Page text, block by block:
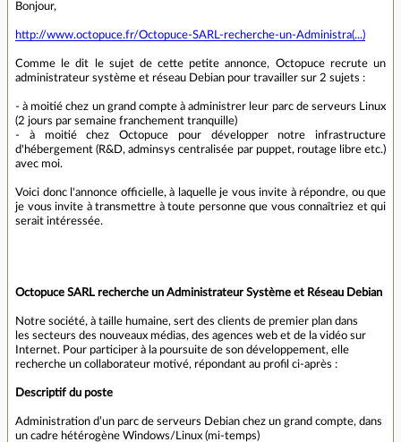
Bonjour,
http://www.octopuce.fr/Octopuce-SARL-recherche-un-Administra(...)
Comme le dit le sujet de cette petite annonce, Octopuce recrute un
administrateur système et réseau Debian pour travailler sur 2 sujets :
- à moitié chez un grand compte à administrer leur parc de serveurs Linux
(2 jours par semaine franchement tranquille)
- à moitié chez Octopuce pour développer notre infrastructure
d'hébergement (R&D, adminsys centralisée par puppet, routage libre etc.)
avec moi.
Voici donc l'annonce officielle, à laquelle je vous invite à répondre, ou que
je vous invite à transmettre à toute personne que vous connaîtriez et qui
serait intéressée.
Octopuce SARL recherche un Administrateur Système et Réseau Debian
Notre société, à taille humaine, sert des clients de premier plan dans
les secteurs des nouveaux médias, des agences web et de la vidéo sur
Internet. Pour participer à la poursuite de son développement, elle
recherche un collaborateur motivé, répondant au profil ci-après :
Descriptif du poste
Administration d’un parc de serveurs Debian chez un grand compte, dans
un cadre hétérogène Windows/Linux (mi-temps)